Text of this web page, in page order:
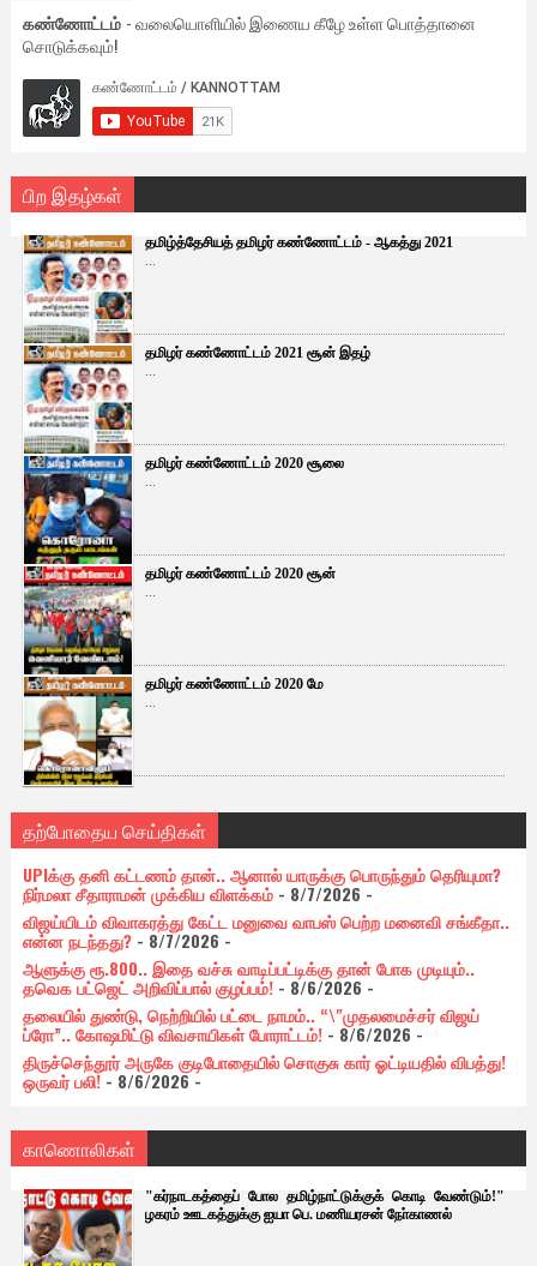
கண்ணோட்டம் - வலையொளியில் இணைய கீழே உள்ள பொத்தானை
சொடுக்கவும்!
பிற இதழ்கள்
தமிழ்த்தேசியத் தமிழர் கண்ணோட்டம் - ஆகத்து 2021
...
தமிழர் கண்ணோட்டம் 2021 சூன் இதழ்
...
தமிழர் கண்ணோட்டம் 2020 சூலை
...
தமிழர் கண்ணோட்டம் 2020 சூன்
...
தமிழர் கண்ணோட்டம் 2020 மே
...
தற்போதைய செய்திகள்
UPIக்கு தனி கட்டணம் தான்.. ஆனால் யாருக்கு பொருந்தும் தெரியுமா?
நிர்மலா சீதாராமன் முக்கிய விளக்கம்- 8/7/2026 -
விஜய்யிடம் விவாகரத்து கேட்ட மனுவை வாபஸ் பெற்ற மனைவி சங்கீதா..
என்ன நடந்தது?- 8/7/2026 -
ஆளுக்கு ரூ.800.. இதை வச்சு வாடிப்பட்டிக்கு தான் போக முடியும்..
தவெக பட்ஜெட் அறிவிப்பால் குழப்பம்!- 8/6/2026 -
தலையில் துண்டு, நெற்றியில் பட்டை நாமம்.. “\"முதலமைச்சர் விஜய்
ப்ரோ”.. கோஷமிட்டு விவசாயிகள் போராட்டம்!- 8/6/2026 -
திருச்செந்தூர் அருகே குடிபோதையில் சொகுசு கார் ஓட்டியதில் விபத்து!
ஒருவர் பலி!- 8/6/2026-
காணொலிகள்
"கர்நாடகத்தைப் போல தமிழ்நாட்டுக்குக் கொடி வேண்டும்!"
ழகரம் ஊடகத்துக்கு ஐயா பெ. மணியரசன் நோ்காணல்